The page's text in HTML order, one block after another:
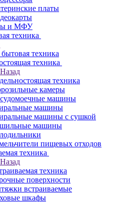
платы
и МФУ
техника
техника
техника
Назад
техника
камеры
машины
машины
машины с сушкой
машины
пищевых отходов
техника
Назад
техника
поверхности
встраиваемые
шкафы